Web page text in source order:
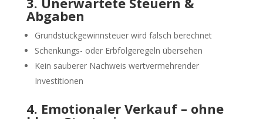
Abgaben
Grundstückgewinnsteuer wird falsch berechnet
Schenkungs- oder Erbfolgeregeln übersehen
Kein sauberer Nachweis wertvermehrender
Investitionen
4. Emotionaler Verkauf – ohne